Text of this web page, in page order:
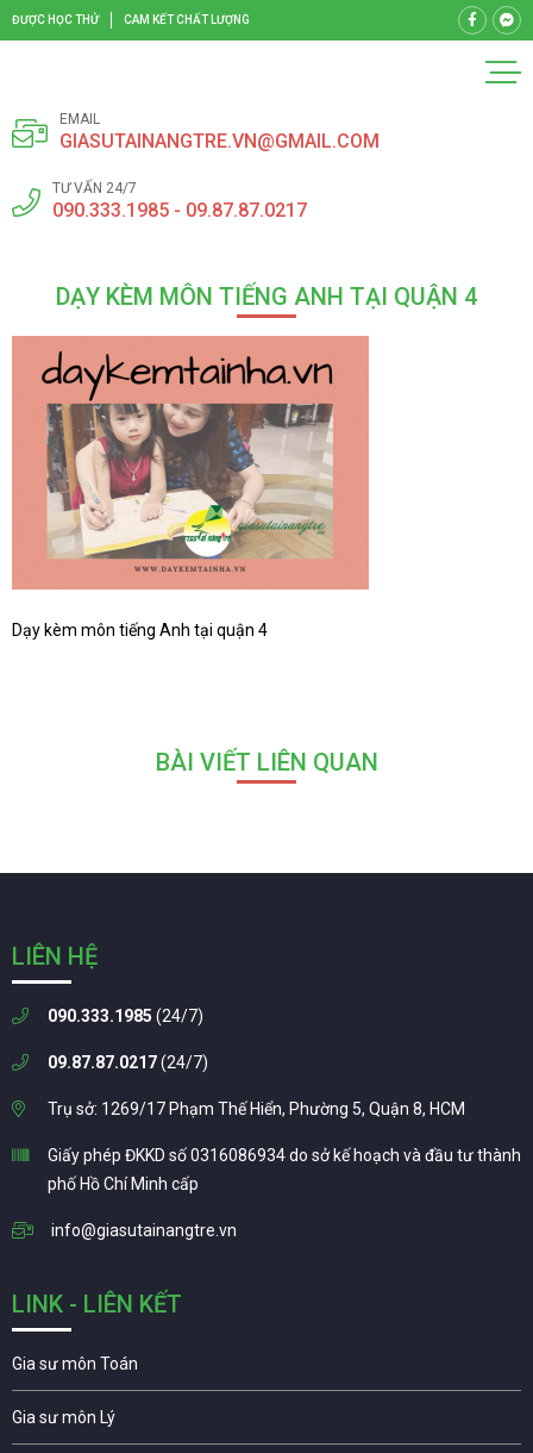
ĐƯỢC HỌC THỬ CAM KẾT CHẤT LƯỢNG
EMAIL
GIASUTAINANGTRE.VN@GMAIL.COM
TƯ VẤN 24/7
090.333.1985 - 09.87.87.0217
DẠY KÈM MÔN TIẾNG ANH TẠI QUẬN 4
Dạy kèm môn tiếng Anh tại quận 4
BÀI VIẾT LIÊN QUAN
LIÊN HỆ
090.333.1985 (24/7)
09.87.87.0217(24/7)
Trụ sở: 1269/17 Phạm Thế Hiển, Phường 5, Quận 8, HCM
Giấy phép ĐKKD số 0316086934 do sở kế hoạch và đầu tư thành
phố Hồ Chí Minh cấp
info@giasutainangtre.vn
LINK - LIÊN KẾT
Gia sư môn Toán
Gia sư môn Lý